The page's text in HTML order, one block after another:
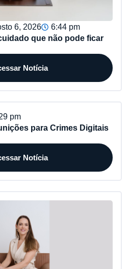
6, 2026
6:44 pm
que não pode ficar
Notícia
pm
para Crimes Digitais
Notícia